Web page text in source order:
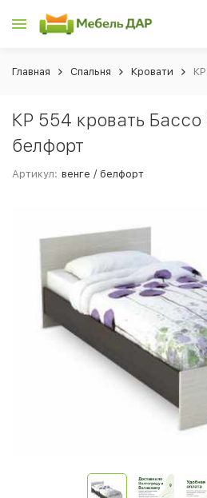
Главная Спальня Кровати
КР 554 кровать
белфорт
Артикул: венге / белфорт